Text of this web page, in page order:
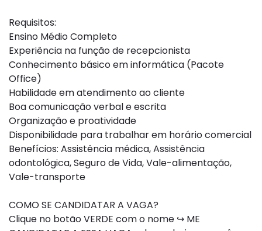
Requisitos:
Ensino Médio Completo
Experiência na função de recepcionista
Conhecimento básico em informática (Pacote
Office)
Habilidade em atendimento ao cliente
Boa comunicação verbal e escrita
Organização e proatividade
Disponibilidade para trabalhar em horário comercial
Benefícios: Assistência médica, Assistência
odontológica, Seguro de Vida, Vale-alimentação,
Vale-transporte
COMO SE CANDIDATAR A VAGA?
Clique no botão VERDE com o nome ↪ ME